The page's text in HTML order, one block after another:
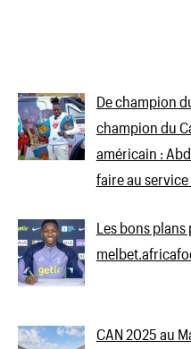
De champion
champion du
américain :
faire au service
Les bons
CAN 2025 au